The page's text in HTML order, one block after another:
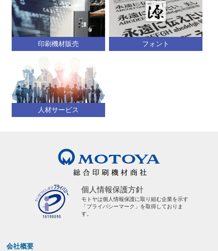
印刷機材販売 フォント
人材サービス
個人情報保護方針
モトヤは個人情報保護に取り組む企業を示す
「プライバシーマーク」を取得しておりま
す。
会社概要